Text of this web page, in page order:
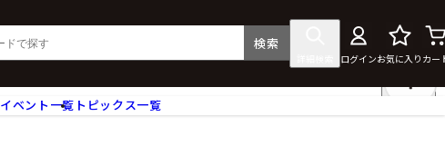
検索
ログインお気に入り カー
イベント一覧 トピックス一覧